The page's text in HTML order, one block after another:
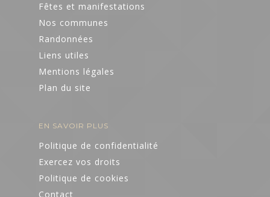
Fêtes et manifestations
Nos communes
Randonnées
Liens utiles
Mentions légales
Plan du site
EN SAVOIR PLUS
Politique de confidentialité
Exercez vos droits
Politique de cookies
Contact